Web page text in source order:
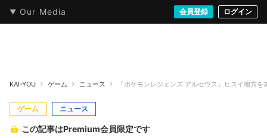
Our Media 会員登録 ログイン
本・文芸 情報化社会 音楽・映像 ゲームストリート
KAI-YOU ゲーム ニュース 『ポケモンレジェンズ アルセウス』ヒスイ地方
ゲーム ニュース
この記事はPremium会員限定です